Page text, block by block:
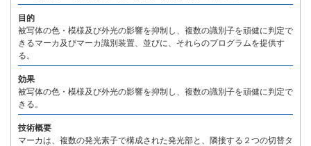
目的
被写体の色・模様及び外光の影響を抑制し、複数の識別子を頑健に判定で
きるマーカ及びマーカ識別装置、並びに、それらのプログラムを提供す
る。
効果
被写体の色・模様及び外光の影響を抑制し、複数の識別子を頑健に判定で
きる。
技術概要
マーカは、複数の発光素子で構成された発光部と、隣接する２つの切替タ